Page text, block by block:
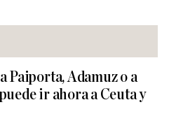
Paiporta, Adamuz o a
ir ahora a Ceuta y